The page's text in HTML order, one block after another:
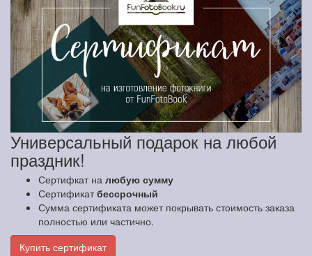
Универсальный подарок на любой
праздник!
Сертифкат на любую сумму
Сертификатбессрочный
Сумма сертификата может покрывать стоимость заказа
полностью или частично.
Купить сертификат